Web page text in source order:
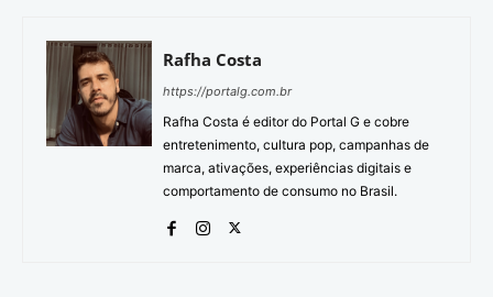
Rafha Costa
https://portalg.com.br
Rafha Costa é editor do Portal G e cobre
entretenimento, cultura pop, campanhas de
marca, ativações, experiências digitais e
comportamento de consumo no Brasil.